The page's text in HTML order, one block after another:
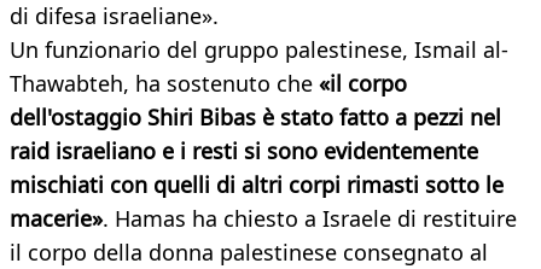
di difesa israeliane».
Un funzionario del gruppo palestinese, Ismail al-
Thawabteh, ha sostenuto che «il corpo
dell'ostaggio Shiri Bibas è stato fatto a pezzi nel
raid israeliano e i resti si sono evidentemente
mischiati con quelli di altri corpi rimasti sotto le
macerie». Hamas ha chiesto a Israele di restituire
il corpo della donna palestinese consegnato al